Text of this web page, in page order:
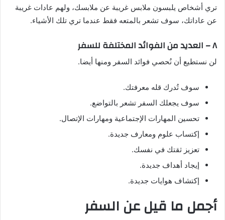
تري أشخاص يلبسون ملابس غريبة عن ملابسك، ولهم عادات غريبة
عن عاداتك، سوف تشعر بالمتعه فقط عندما تري تلك الأشياء.
٨ – العديد من الفوائد المختلفة للسفر
لن نستطيع أن نُحصي فوائد السفر ومنها أيضا.
سوف تُدرك قله معرفتك.
سوف يجعلك السفر تشعر بالتواضع.
تحسين المهارات الإجتماعية ومهارات الإتصال.
إكتساب علوم ومعارف جديدة.
تعزيز ثقتك في نفسك.
إيجاد أهداف جديدة.
إكتشاف هوايات جديدة.
أجمل ما قيل عن السفر